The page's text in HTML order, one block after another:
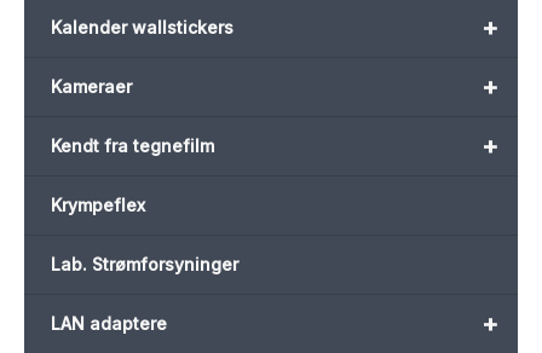
+
Kalender wallstickers
+
Kameraer
+
Kendt fra tegnefilm
Krympeflex
Lab. Strømforsyninger
+
LAN adaptere